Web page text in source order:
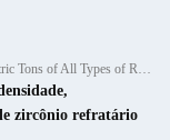
Supply Ability: Annual Production Exceeding 120,000 Metric Tons of All Types of Refractory Materials Including Castables, Preforms, and Bric
,
zircônio refratário